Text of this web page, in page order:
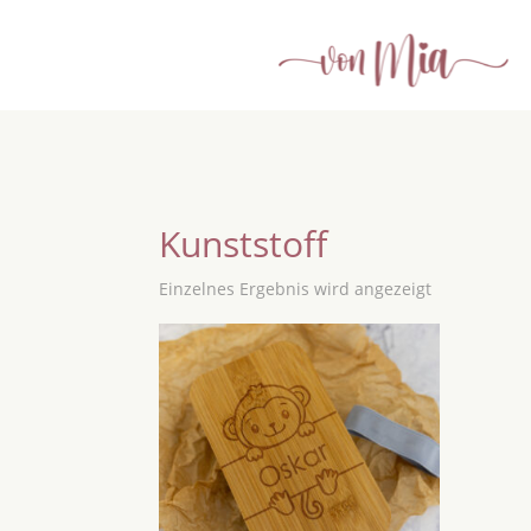
Kunststoff
Einzelnes Ergebnis wird angezeigt